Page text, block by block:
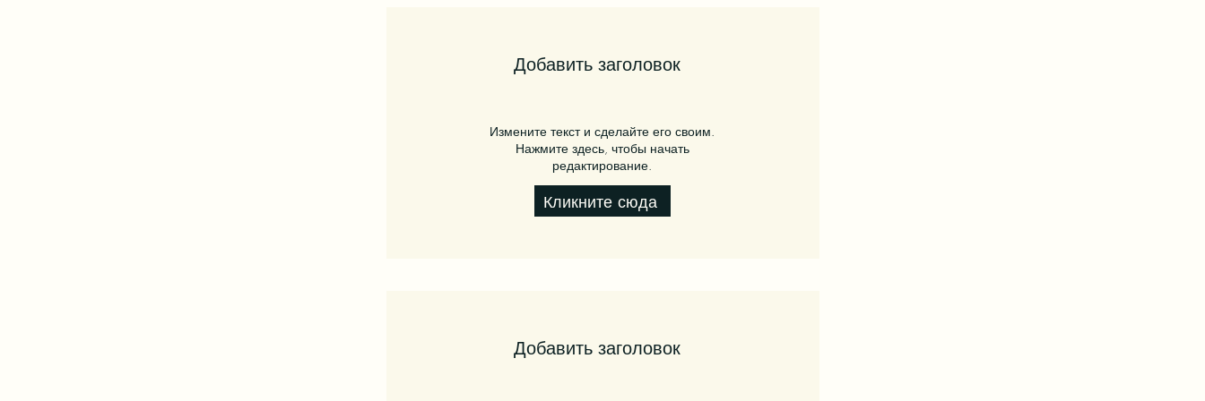
Добавить заголовок
Измените текст и сделайте его своим.
Нажмите здесь, чтобы начать
редактирование.
Кликните сюда
Добавить заголовок